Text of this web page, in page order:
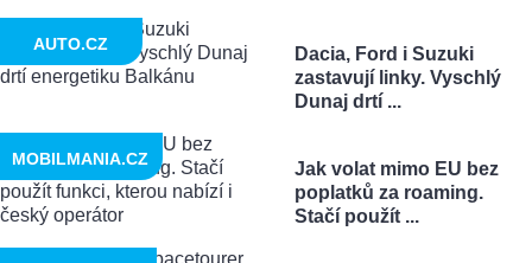
Dacia, Ford i Suzuki
zastavují linky. Vyschlý
Dunaj drtí ...
AUTO.CZ
Jak volat mimo EU bez
poplatků za roaming.
Stačí použít ...
MOBILMANIA.CZ